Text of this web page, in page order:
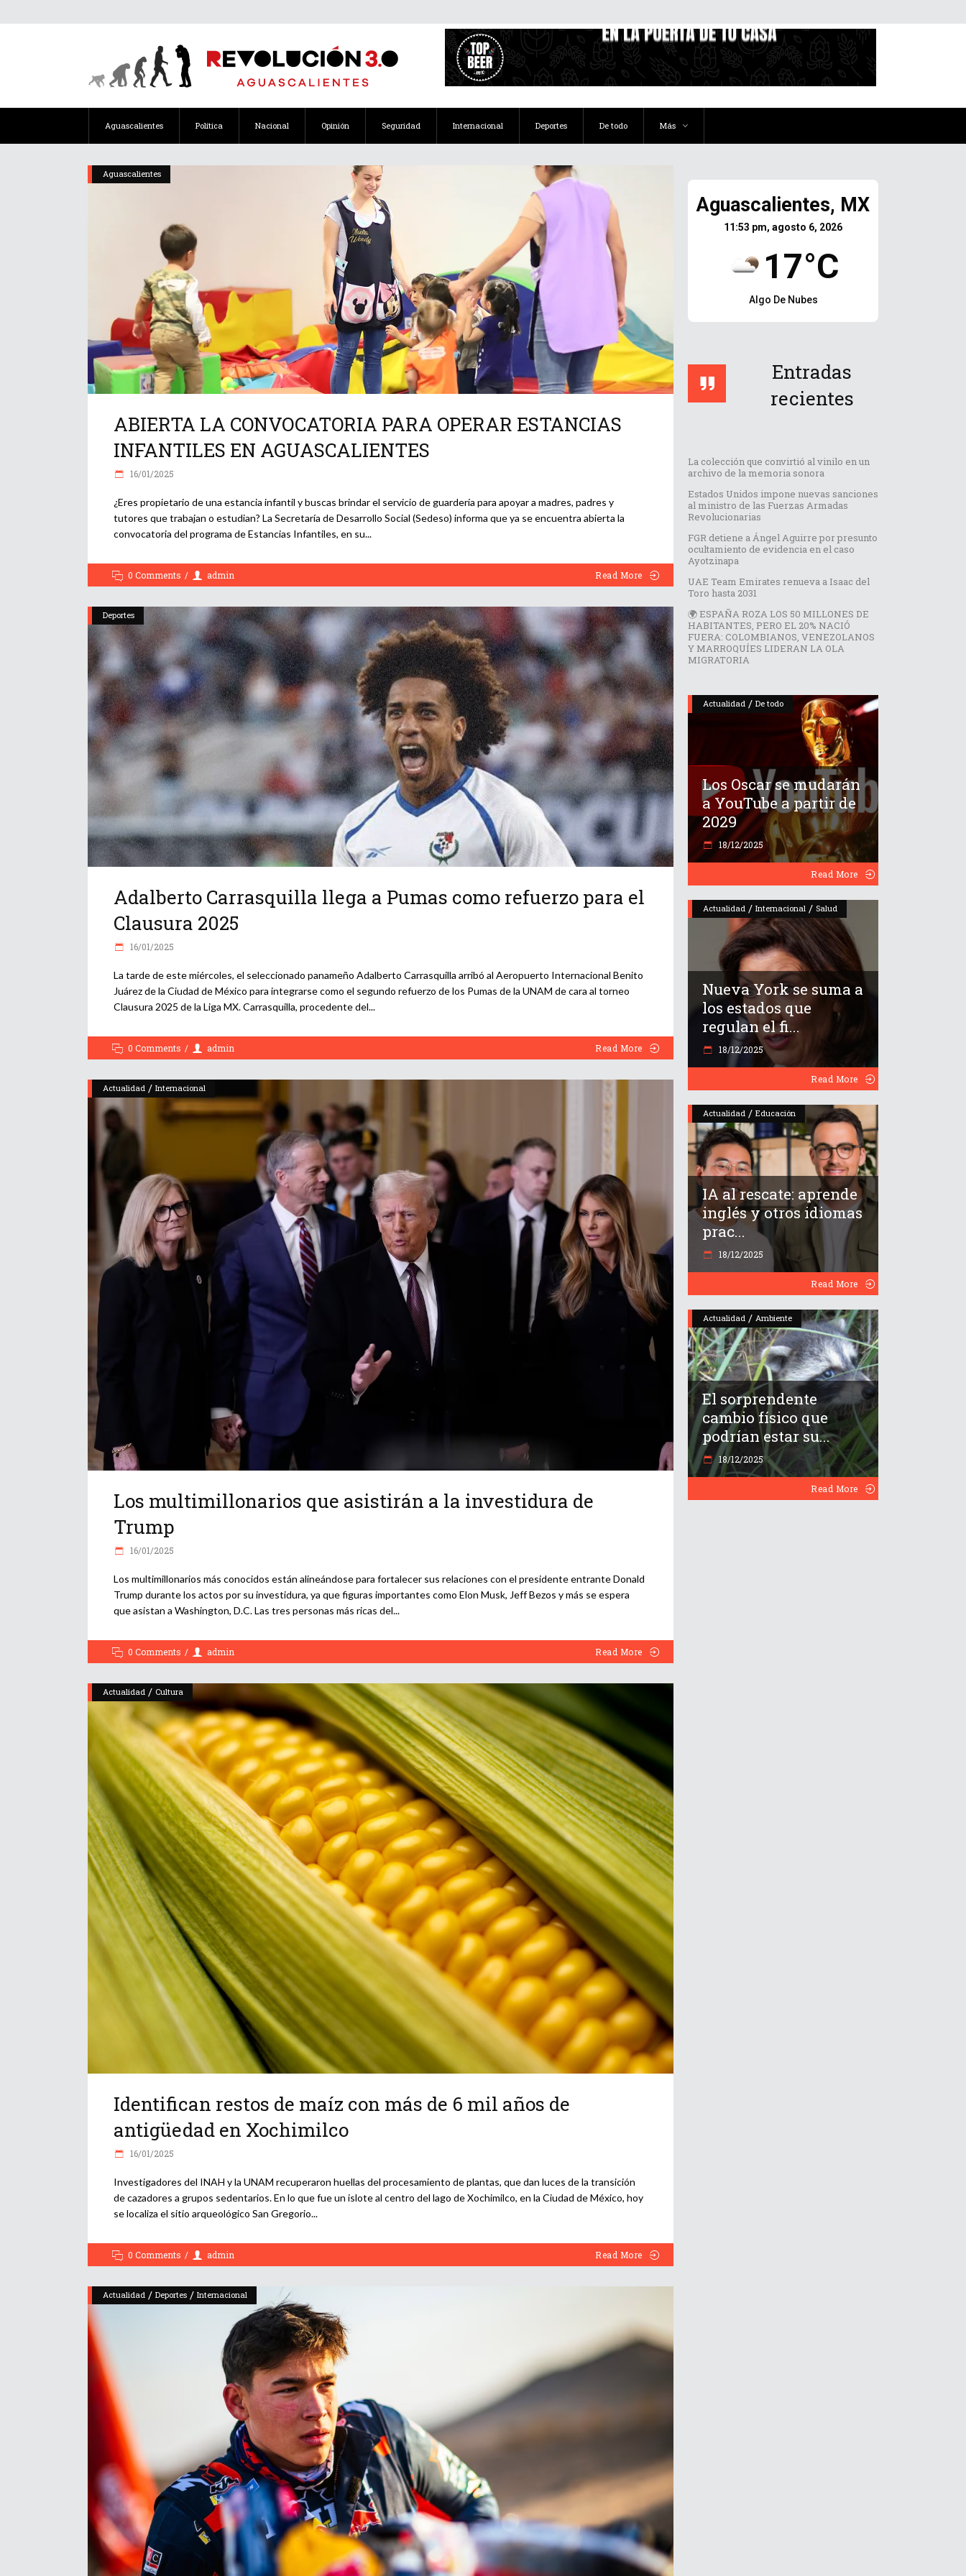
Aguascalientes Política Nacional Opinión Seguridad Internacional Deportes De todo Más
Aguascalientes
ABIERTA LA CONVOCATORIA PARA OPERAR ESTANCIAS
INFANTILES EN AGUASCALIENTES
16/01/2025
¿Eres propietario de una estancia infantil y buscas brindar el servicio de guardería para apoyar a madres, padres y
tutores que trabajan o estudian? La Secretaría de Desarrollo Social (Sedeso) informa que ya se encuentra abierta la
convocatoria del programa de Estancias Infantiles, en su
0 Comments admin Read More
Deportes
Adalberto Carrasquilla llega a Pumas como refuerzo para el
Clausura 2025
16/01/2025
La tarde de este miércoles, el seleccionado panameño Adalberto Carrasquilla arribó al Aeropuerto Internacional Benito
Juárez de la Ciudad de México para integrarse como el segundo refuerzo de los Pumas de la UNAM de cara al torneo
Clausura 2025 de la Liga MX. Carrasquilla, procedente del
0 Comments admin Read More
Actualidad / Internacional
Los multimillonarios que asistirán a la investidura de
Trump
16/01/2025
Los multimillonarios más conocidos están alineándose para fortalecer sus relaciones con el presidente entrante Donald
Trump durante los actos por su investidura, ya que figuras importantes como Elon Musk, Jeff Bezos y más se espera
que asistan a Washington, D.C. Las tres personas más ricas del
0 Comments admin Read More
Actualidad / Cultura
Identifican restos de maíz con más de 6 mil años de
antigüedad en Xochimilco
16/01/2025
Investigadores del INAH y la UNAM recuperaron huellas del procesamiento de plantas, que dan luces de la transición
de cazadores a grupos sedentarios. En lo que fue un islote al centro del lago de Xochimilco, en la Ciudad de México, hoy
se localiza el sitio arqueológico San Gregorio
0 Comments admin Read More
Actualidad / Deportes / Internacional
Aguascalientes, MX
11:53 pm, agosto 6, 2026
17°C
Algo De Nubes
Entradas
recientes
La colección que convirtió al vinilo en un
archivo de la memoria sonora
Estados Unidos impone nuevas sanciones
al ministro de las Fuerzas Armadas
Revolucionarias
FGR detiene a Ángel Aguirre por presunto
ocultamiento de evidencia en el caso
Ayotzinapa
UAE Team Emirates renueva a Isaac del
Toro hasta 2031
🌍 ESPAÑA ROZA LOS 50 MILLONES DE
HABITANTES, PERO EL 20% NACIÓ
FUERA: COLOMBIANOS, VENEZOLANOS
Y MARROQUÍES LIDERAN LA OLA
MIGRATORIA
Actualidad / De todo
Los Oscar se mudarán
a YouTube a partir de
2029
18/12/2025
Read More
Actualidad / Internacional / Salud
Nueva York se suma a
los estados que
regulan el fi...
18/12/2025
Read More
Actualidad / Educación
IA al rescate: aprende
inglés y otros idiomas
prac...
18/12/2025
Read More
Actualidad / Ambiente
El sorprendente
cambio físico que
podrían estar su...
18/12/2025
Read More